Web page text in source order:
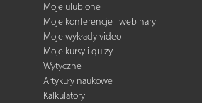
Moje ulubione
Moje konferencje i webinary
Moje wykłady video
Moje kursy i quizy
Wytyczne
Artykuły naukowe
Kalkulatory